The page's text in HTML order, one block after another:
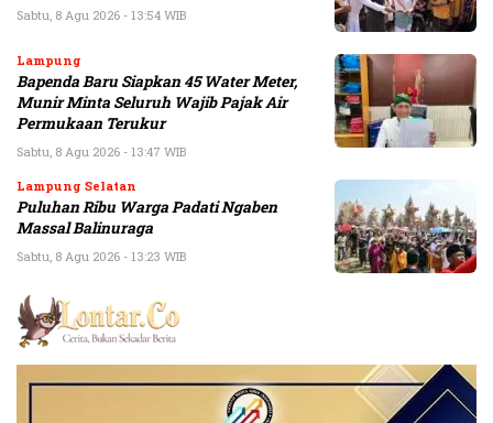
Sabtu, 8 Agu 2026 - 13:54 WIB
Lampung
Bapenda Baru Siapkan 45 Water Meter,
Munir Minta Seluruh Wajib Pajak Air
Permukaan Terukur
Sabtu, 8 Agu 2026 - 13:47 WIB
Lampung Selatan
Puluhan Ribu Warga Padati Ngaben
Massal Balinuraga
Sabtu, 8 Agu 2026 - 13:23 WIB